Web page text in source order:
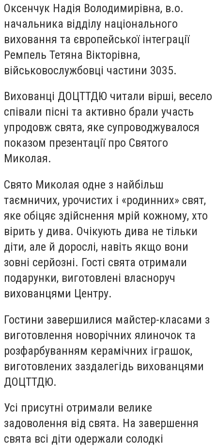
Оксенчук Надія Володимирівна, в.о.
начальника відділу національного
виховання та європейської інтеграції
Ремпель Тетяна Вікторівна,
військовослужбовці частини 3035.
Вихованці ДОЦТТДЮ читали вірші, весело
співали пісні та активно брали участь
упродовж свята, яке супроводжувалося
показом презентації про Святого
Миколая.
Свято Миколая одне з найбільш
таємничих, урочистих і «родинних» свят,
яке обіцяє здійснення мрій кожному, хто
вірить у дива. Очікують дива не тільки
діти, але й дорослі, навіть якщо вони
зовні серйозні. Гості свята отримали
подарунки, виготовлені власноруч
вихованцями Центру.
Гостини завершилися майстер-класами з
виготовлення новорічних ялиночок та
розфарбуванням керамічних іграшок,
виготовлених заздалегідь вихованцями
ДОЦТТДЮ.
Усі присутні отримали велике
задоволення від свята. На завершення
свята всі діти одержали солодкі